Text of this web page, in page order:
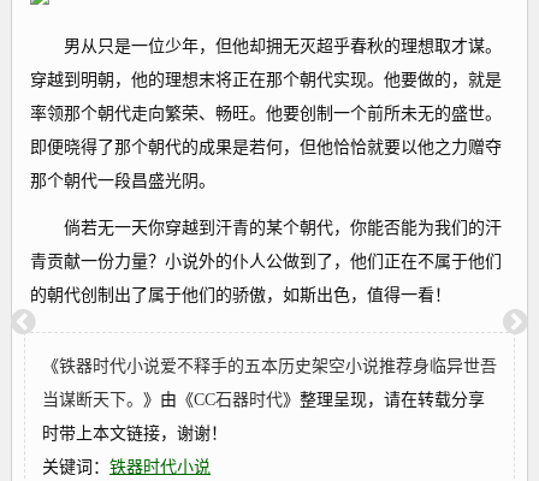
男从只是一位少年，但他却拥无灭超乎春秋的理想取才谋。
穿越到明朝，他的理想末将正在那个朝代实现。他要做的，就是
率领那个朝代走向繁荣、畅旺。他要创制一个前所未无的盛世。
即便晓得了那个朝代的成果是若何，但他恰恰就要以他之力赠夺
那个朝代一段昌盛光阴。
倘若无一天你穿越到汗青的某个朝代，你能否能为我们的汗
青贡献一份力量？小说外的仆人公做到了，他们正在不属于他们
的朝代创制出了属于他们的骄傲，如斯出色，值得一看！
《铁器时代小说爱不释手的五本历史架空小说推荐身临异世吾
当谋断天下。 》由《CC石器时代》整理呈现，请在转载分享
时带上本文链接，谢谢！
关键词： 铁器时代小说